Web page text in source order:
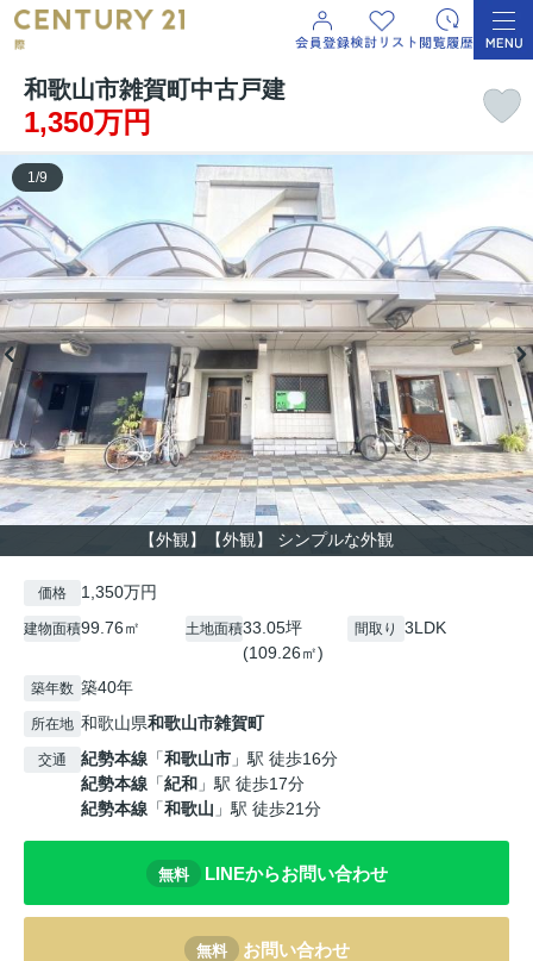
和歌山市雑賀町中古戸建
1,350万円
【外観】【外観】 シンプルな外観
1/9
価格 1,350万円
建物面積99.76㎡ 土地面積33.05坪
(109.26㎡)
間取り 3LDK
築年数 築40年
所在地 和歌山県和歌山市雑賀町
交通 紀勢本線 「和歌山市 」駅 徒歩16分
紀勢本線 「紀和 」駅 徒歩17分
紀勢本線 「和歌山 」駅 徒歩21分
無料 LINEからお問い合わせ
無料 お問い合わせ